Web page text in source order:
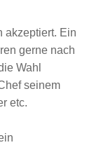
akzeptiert. Ein
gerne nach
Wahl
seinem
etc.